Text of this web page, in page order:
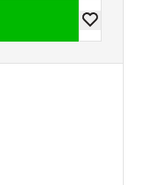
tilføje til